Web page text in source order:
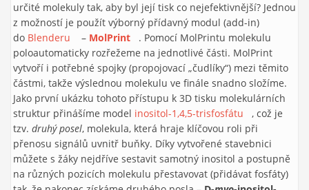
určité molekuly tak, aby byl její tisk co nejefektivnější? Jednou
z možností je použít výborný přídavný modul (add-in)
do Blenderu (link is external)
– MolPrint (link is external)
. Pomocí MolPrintu molekulu
poloautomaticky rozřežeme na jednotlivé části. MolPrint
vytvoří i potřebné spojky (propojovací „čudlíky“) mezi těmito
částmi, takže výslednou molekulu ve finále snadno složíme.
Jako první ukázku tohoto přístupu k 3D tisku molekulárních
struktur přinášíme model inositol-1,4,5-trisfosfátu (link is
external)
, což je
tzv. druhý posel, molekula, která hraje klíčovou roli při
přenosu signálů uvnitř buňky. Díky vytvořené stavebnici
můžete s žáky nejdříve sestavit samotný inositol a postupně
na různých pozicích molekulu přestavovat (přidávat fosfáty)